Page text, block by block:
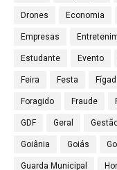
Drones Economia
Empresas
Estudante Evento
Feira Festa
Foragido Fraude
GDF Geral
Goiânia Goiás
Guarda Municipal